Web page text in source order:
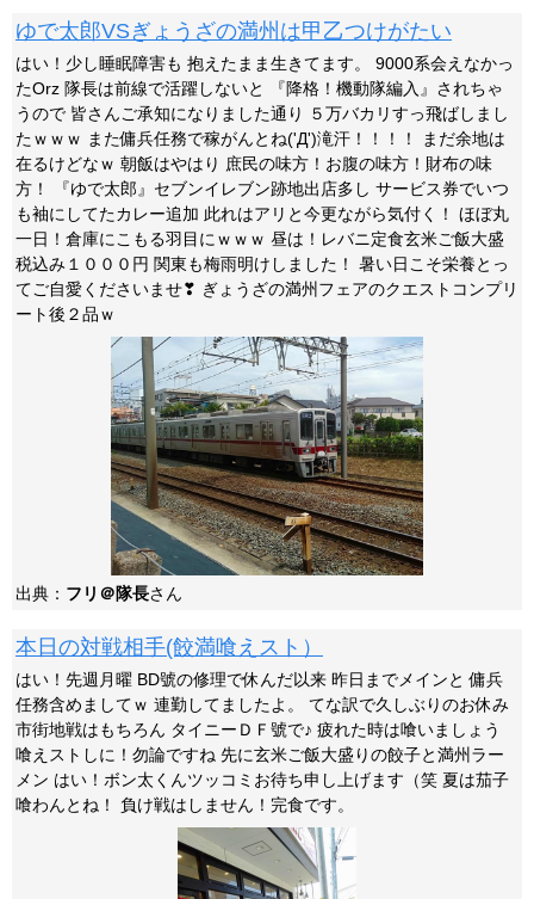
ゆで太郎VSぎょうざの満州は甲乙つけがたい
はい！少し睡眠障害も 抱えたまま生きてます。 9000系会えなかっ
たOrz 隊長は前線で活躍しないと 『降格！機動隊編入』されちゃ
うので 皆さんご承知になりました通り ５万バカリすっ飛ばしまし
たｗｗｗ また傭兵任務で稼がんとね('Д')滝汗！！！！ まだ余地は
在るけどなｗ 朝飯はやはり 庶民の味方！お腹の味方！財布の味
方！ 『ゆで太郎』セブンイレブン跡地出店多し サービス券でいつ
も袖にしてたカレー追加 此れはアリと今更ながら気付く！ ほぼ丸
一日！倉庫にこもる羽目にｗｗｗ 昼は！レバニ定食玄米ご飯大盛
税込み１０００円 関東も梅雨明けしました！ 暑い日こそ栄養とっ
てご自愛くださいませ❣ ぎょうざの満州フェアのクエストコンプリ
ート後２品ｗ
出典： フリ＠隊長さん
本日の対戦相手(餃満喰えスト）
はい！先週月曜 BD號の修理で休んだ以来 昨日までメインと 傭兵
任務含めましてｗ 連勤してましたよ。 てな訳で久しぶりのお休み
市街地戦はもちろん タイニーＤＦ號で♪ 疲れた時は喰いましょう
喰えストしに！勿論ですね 先に玄米ご飯大盛りの餃子と満州ラー
メン はい！ボン太くんツッコミお待ち申し上げます（笑 夏は茄子
喰わんとね！ 負け戦はしません！完食です。